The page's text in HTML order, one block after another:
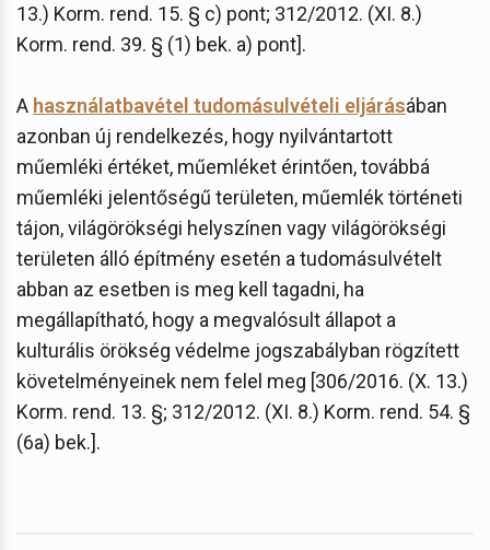
13.) Korm. rend. 15. § c) pont; 312/2012. (XI. 8.)
Korm. rend. 39. § (1) bek. a) pont].
A használatbavétel tudomásulvételi eljárásában
azonban új rendelkezés, hogy nyilvántartott
műemléki értéket, műemléket érintően, továbbá
műemléki jelentőségű területen, műemlék történeti
tájon, világörökségi helyszínen vagy világörökségi
területen álló építmény esetén a tudomásulvételt
abban az esetben is meg kell tagadni, ha
megállapítható, hogy a megvalósult állapot a
kulturális örökség védelme jogszabályban rögzített
követelményeinek nem felel meg [306/2016. (X. 13.)
Korm. rend. 13. §; 312/2012. (XI. 8.) Korm. rend. 54. §
(6a) bek.].